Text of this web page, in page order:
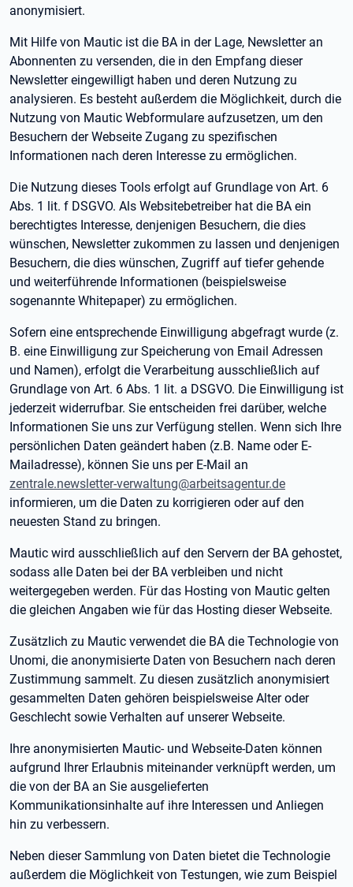
anonymisiert.
Mit Hilfe von Mautic ist die BA in der Lage, Newsletter an
Abonnenten zu versenden, die in den Empfang dieser
Newsletter eingewilligt haben und deren Nutzung zu
analysieren. Es besteht außerdem die Möglichkeit, durch die
Nutzung von Mautic Webformulare aufzusetzen, um den
Besuchern der Webseite Zugang zu spezifischen
Informationen nach deren Interesse zu ermöglichen.
Die Nutzung dieses Tools erfolgt auf Grundlage von Art. 6
Abs. 1 lit. f DSGVO. Als Websitebetreiber hat die BA ein
berechtigtes Interesse, denjenigen Besuchern, die dies
wünschen, Newsletter zukommen zu lassen und denjenigen
Besuchern, die dies wünschen, Zugriff auf tiefer gehende
und weiterführende Informationen (beispielsweise
sogenannte Whitepaper) zu ermöglichen.
Sofern eine entsprechende Einwilligung abgefragt wurde (z.
B. eine Einwilligung zur Speicherung von Email Adressen
und Namen), erfolgt die Verarbeitung ausschließlich auf
Grundlage von Art. 6 Abs. 1 lit. a DSGVO. Die Einwilligung ist
jederzeit widerrufbar. Sie entscheiden frei darüber, welche
Informationen Sie uns zur Verfügung stellen. Wenn sich Ihre
persönlichen Daten geändert haben (z.B. Name oder E-
Mailadresse), können Sie uns per E-Mail an
zentrale.newsletter-verwaltung@arbeitsagentur.de
informieren, um die Daten zu korrigieren oder auf den
neuesten Stand zu bringen.
Mautic wird ausschließlich auf den Servern der BA gehostet,
sodass alle Daten bei der BA verbleiben und nicht
weitergegeben werden. Für das Hosting von Mautic gelten
die gleichen Angaben wie für das Hosting dieser Webseite.
Zusätzlich zu Mautic verwendet die BA die Technologie von
Unomi, die anonymisierte Daten von Besuchern nach deren
Zustimmung sammelt. Zu diesen zusätzlich anonymisiert
gesammelten Daten gehören beispielsweise Alter oder
Geschlecht sowie Verhalten auf unserer Webseite.
Ihre anonymisierten Mautic- und Webseite-Daten können
aufgrund Ihrer Erlaubnis miteinander verknüpft werden, um
die von der BA an Sie ausgelieferten
Kommunikationsinhalte auf ihre Interessen und Anliegen
hin zu verbessern.
Neben dieser Sammlung von Daten bietet die Technologie
außerdem die Möglichkeit von Testungen, wie zum Beispiel